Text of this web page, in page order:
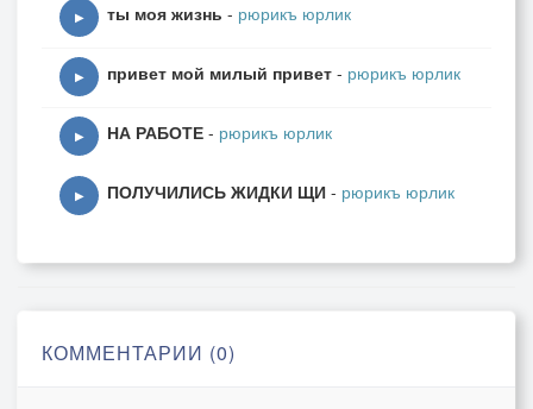
▶ ты моя жизнь - рюрикъ юрлик
▶ привет мой милый привет - рюрикъ юрлик
▶ НА РАБОТЕ - рюрикъ юрлик
▶ ПОЛУЧИЛИСЬ ЖИДКИ ЩИ - рюрикъ юрлик
КОММЕНТАРИИ (0)